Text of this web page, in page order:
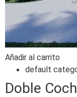
Añadir al carrito
default
Doble